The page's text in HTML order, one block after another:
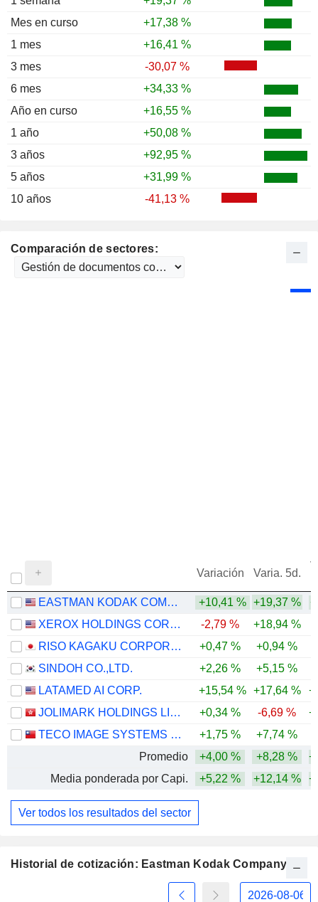
Mes en curso
+17,38 %
1 mes
+16,41 %
3 mes
-30,07 %
6 mes
+34,33 %
Año en curso
+16,55 %
1 año
+50,08 %
3 años
+92,95 %
5 años
+31,99 %
10 años
-41,13 %
Comparación de sectores:
Variación Varia. 5d.
EASTMAN KODAK COMPANY +10,41 % +19,37 %
XEROX HOLDINGS CORPORATION
-2,79 % +18,94 %
RISO KAGAKU CORPORATION
+0,47 % +0,94 %
SINDOH CO.,LTD.
+2,26 % +5,15 %
LATAMED AI CORP.
+15,54 % +17,64 %
JOLIMARK HOLDINGS LIMITED
+0,34 % -6,69 %
TECO IMAGE SYSTEMS CO., LTD.
+1,75 % +7,74 %
Promedio
+4,00 % +8,28 %
Media ponderada por Capi.
+5,22 % +12,14 %
Ver todos los resultados del sector
Historial de cotización: Eastman Kodak Company